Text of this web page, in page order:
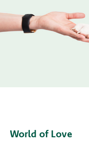
World of Love